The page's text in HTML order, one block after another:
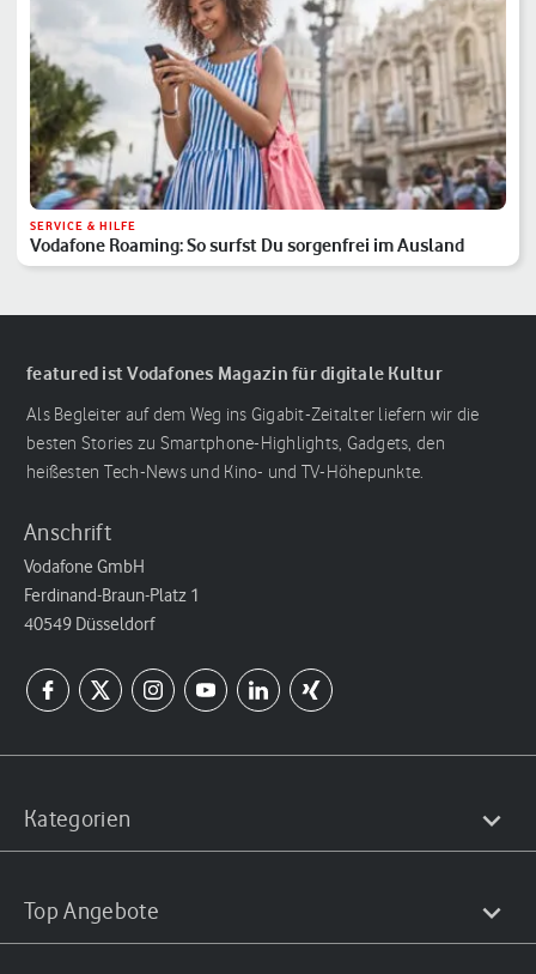
SERVICE & HILFE
Vodafone Roaming: So surfst Du sorgenfrei im Ausland
featured ist Vodafones Magazin für digitale Kultur
Als Begleiter auf dem Weg ins Gigabit-Zeitalter liefern wir die
besten Stories zu Smartphone-Highlights, Gadgets, den
heißesten Tech-News und Kino- und TV-Höhepunkte.
Anschrift
Vodafone GmbH
Ferdinand-Braun-Platz 1
40549 Düsseldorf
Kategorien
Top Angebote